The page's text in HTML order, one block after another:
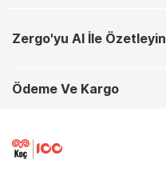
Zergo'yu AI İle Özetleyin
Ödeme Ve Kargo